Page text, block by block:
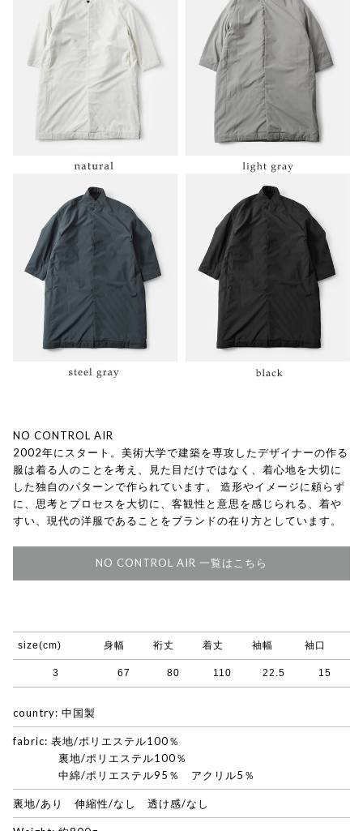
NO CONTROL AIR
2002年にスタート。美術大学で建築を専攻したデザイナーの作る
服は着る人のことを考え、見た目だけではなく、着心地を大切に
した独自のパターンで作られています。 造形やイメージに頼らず
に、思考とプロセスを大切に、客観性と意思を感じられる、着や
すい、現代の洋服であることをブランドの在り方としています。
NO CONTROL AIR 一覧はこちら
size(cm) 身幅 裄丈 着丈 袖幅 袖口
3 67 80 110 22.5 15
country: 中国製
fabric: 表地/ポリエステル100％
裏地/ポリエステル100％
中綿/ポリエステル95％ アクリル5％
裏地/あり 伸縮性/なし 透け感/なし